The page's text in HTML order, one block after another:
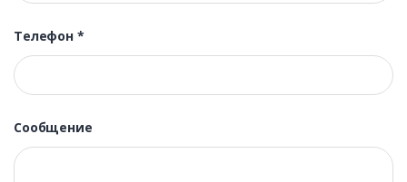
Телефон *
Сообщение